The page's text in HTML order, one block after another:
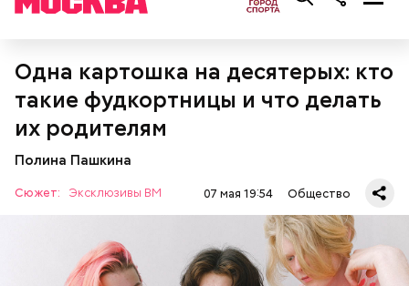
Одна картошка на десятерых: кто
такие фудкортницы и что делать
их родителям
Полина Пашкина
Сюжет: Эксклюзивы ВМ 07 мая 19:54 Общество